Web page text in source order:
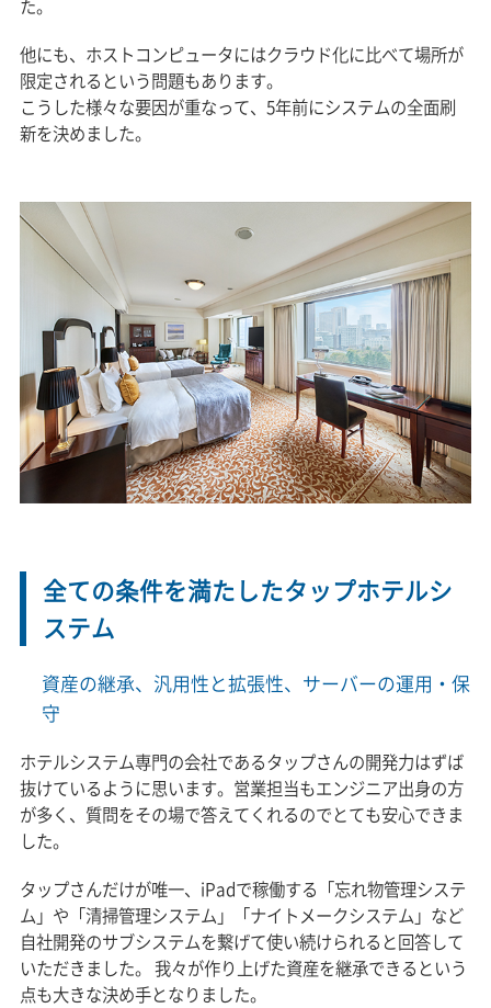
た。
他にも、ホストコンピュータにはクラウド化に比べて場所が
限定されるという問題もあります。
こうした様々な要因が重なって、5年前にシステムの全面刷
新を決めました。
全ての条件を満たしたタップホテルシ
ステム
資産の継承、汎用性と拡張性、サーバーの運用・保
守
ホテルシステム専門の会社であるタップさんの開発力はずば
抜けているように思います。営業担当もエンジニア出身の方
が多く、質問をその場で答えてくれるのでとても安心できま
した。
タップさんだけが唯一、iPadで稼働する「忘れ物管理システ
ム」や「清掃管理システム」「ナイトメークシステム」など
自社開発のサブシステムを繋げて使い続けられると回答して
いただきました。 我々が作り上げた資産を継承できるという
点も大きな決め手となりました。